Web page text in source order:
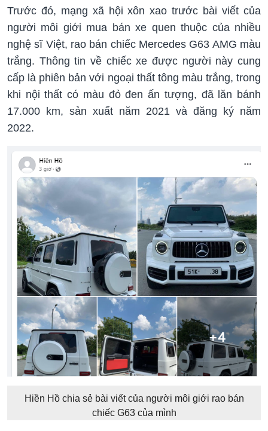
Trước đó, mạng xã hội xôn xao trước bài viết của
người môi giới mua bán xe quen thuộc của nhiều
nghệ sĩ Việt, rao bán chiếc Mercedes G63 AMG màu
trắng. Thông tin về chiếc xe được người này cung
cấp là phiên bản với ngoại thất tông màu trắng, trong
khi nội thất có màu đỏ đen ấn tượng, đã lăn bánh
17.000 km, sản xuất năm 2021 và đăng ký năm
2022.
Hiền Hồ chia sẻ bài viết của người môi giới rao bán
chiếc G63 của mình